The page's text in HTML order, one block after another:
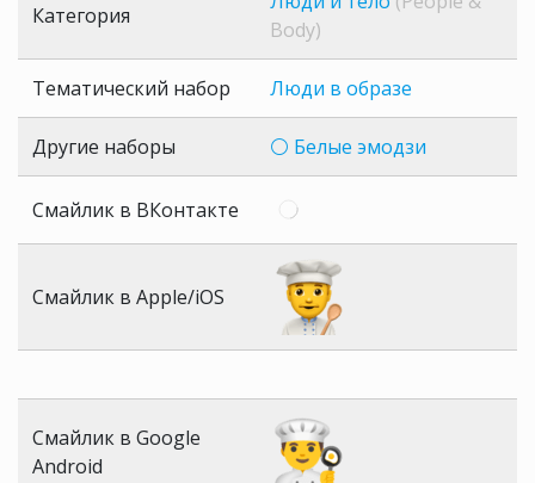
Категория
Body)
Тематический набор Люди в образе
Другие наборы ⚪ Белые эмодзи
Смайлик в ВКонтакте
Смайлик в Apple/iOS
Смайлик в Google
Android